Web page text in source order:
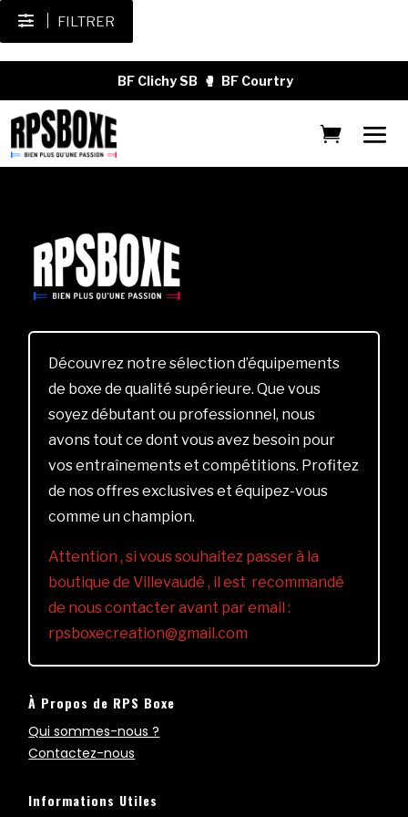
FILTRER
BF Clichy SB 🥊 BF Courtry
Découvrez notre sélection d’équipements
de boxe de qualité supérieure. Que vous
soyez débutant ou professionnel, nous
avons tout ce dont vous avez besoin pour
vos entraînements et compétitions. Profitez
de nos offres exclusives et équipez-vous
comme un champion.
Attention , si vous souhaitez passer à la
boutique de Villevaudé , il est recommandé
de nous contacter avant par email :
rpsboxecreation@gmail.com
À Propos de RPS Boxe
Qui sommes-nous ?
Contactez-nous
Informations Utiles